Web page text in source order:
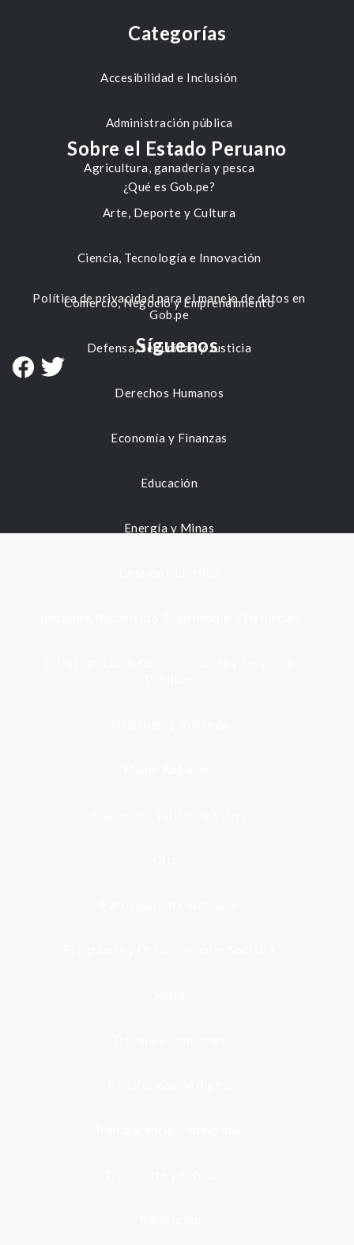
Categorías
Accesibilidad e Inclusión
Administración pública
Agricultura, ganadería y pesca
Arte, Deporte y Cultura
Ciencia, Tecnología e Innovación
Comercio, Negocio y Emprendimiento
Defensa, Seguridad y Justicia
Derechos Humanos
Economía y Finanzas
Educación
Energía y Minas
Sobre el Estado Peruano
¿Qué es Gob.pe?
Política de privacidad para el manejo de datos en
Gob.pe
Síguenos